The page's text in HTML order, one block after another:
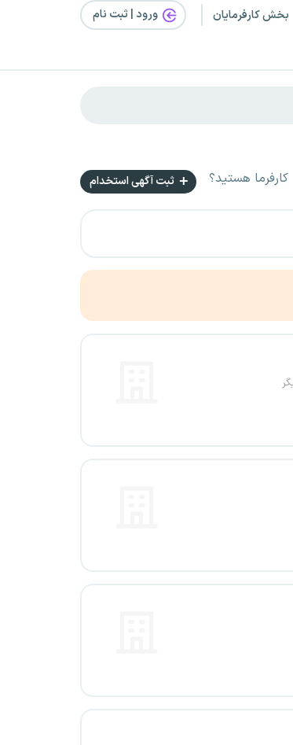
بخش کارفرمایان ورود | ثبت‌ نام
کارفرما هستید؟ ثبت آگهی استخدام